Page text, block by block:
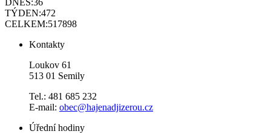
DNES:36
TÝDEN:472
CELKEM:517898
Kontakty
Loukov 61
513 01 Semily
Tel.: 481 685 232
E-mail: obec@hajenadjizerou.cz
Úřední hodiny